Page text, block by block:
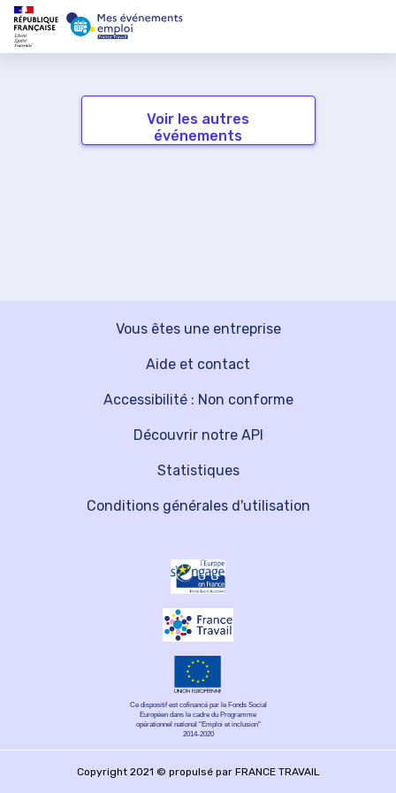
Voir les autres
événements
Vous êtes une entreprise
Découvrir notre API
Aide et contact
Statistiques
Accessibilité : Non conforme
Conditions générales d'utilisation
Ce dispositif est cofinancé par le Fonds Social
Européen dans le cadre du Programme
opérationnel national "Emploi et inclusion"
2014-2020
Copyright 2021 © propulsé par FRANCE TRAVAIL